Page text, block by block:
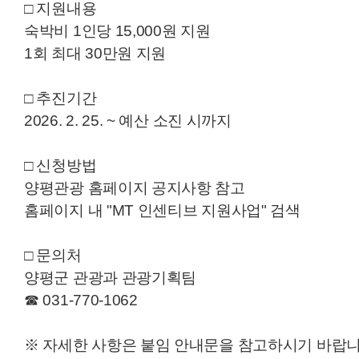
□ 지원내용
숙박비 1인당 15,000원 지원
1회 최대 30만원 지원
□ 추진기간
2026. 2. 25. ~ 예산 소진 시까지
□ 신청방법
양평관광 홈페이지 공지사항 참고
홈페이지 내 "MT 인센티브 지원사업" 검색
□ 문의처
양평군 관광과 관광기획팀
☎ 031-770-1062
※ 자세한 사항은 붙임 안내문을 참고하시기 바랍